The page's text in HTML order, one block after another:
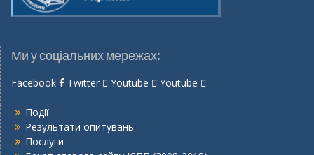
Ми у соціальних мережах:
Facebook Twitter Youtube Youtube
Події
Результати опитувань
Послуги